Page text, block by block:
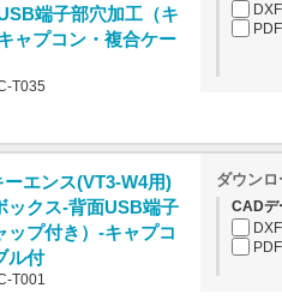
端子部穴加工（キ
ャプコン・複合ケー
T035
DXF
PDF
エンス(VT3-W4用)
ックス-背面USB端子
ップ付き）-キャプコ
ル付
T001
ダウンロ
CADデ
PDF